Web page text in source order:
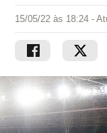
15/05/22 às 18:24 -